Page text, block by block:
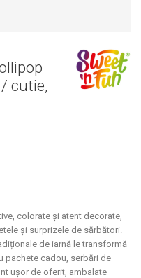
cutie,
colorate și atent decorate,
și surprizele de sărbători.
de iarnă le transformă
pachete cadou, serbări de
ușor de oferit, ambalate